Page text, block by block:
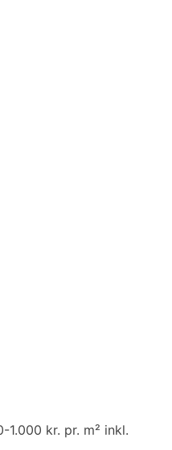
1.000 kr. pr. m² inkl.